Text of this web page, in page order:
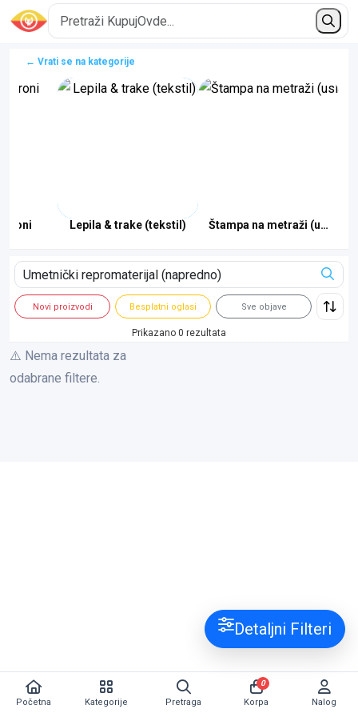
← Vrati se na kategorije
Lepila & trake (tekstil) Štampa na metraži (usluga)
Novi proizvodi Besplatni oglasi Sve objave
Prikazano 0 rezultata
⚠️ Nema rezultata za
odabrane filtere.
Detaljni Filteri
Početna Kategorije Pretraga Korpa
0
Nalog